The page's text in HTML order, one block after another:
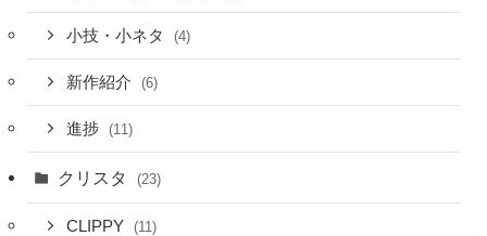
小技・小ネタ (4)
新作紹介 (6)
進捗 (11)
クリスタ (23)
CLIPPY (11)